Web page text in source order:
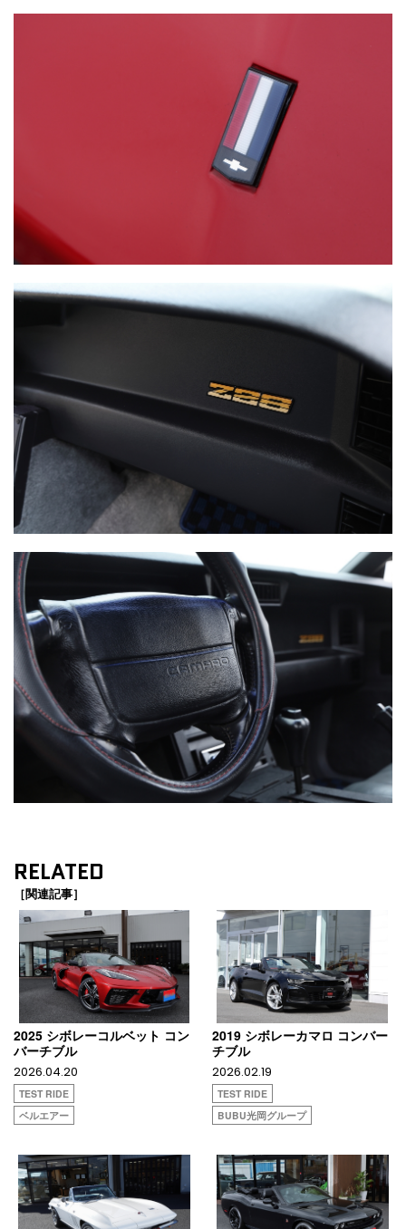
RELATED
［関連記事］
2025 シボレーコルベット コン
バーチブル
2026.04.20
TEST RIDE
ベルエアー
2019 シボレーカマロ コンバー
チブル
2026.02.19
TEST RIDE
BUBU光岡グループ